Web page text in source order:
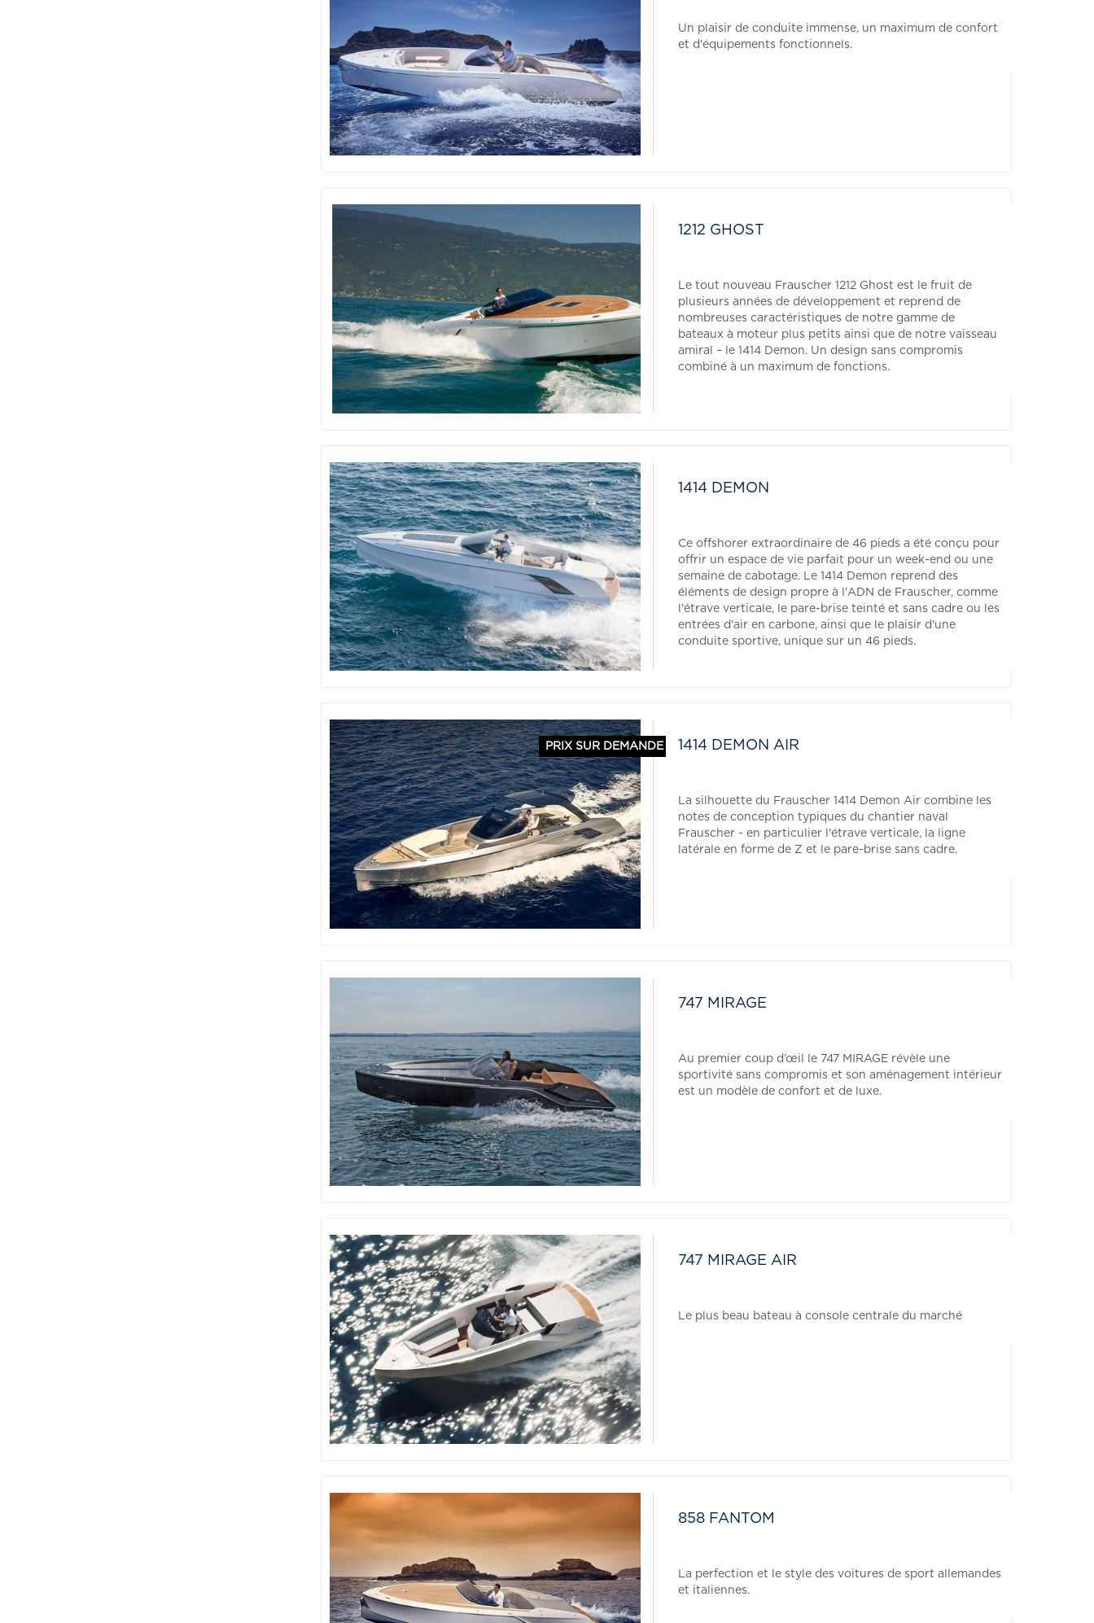
Un plaisir de conduite immense, un maximum de confort
et d'équipements fonctionnels.
1212 GHOST
Le tout nouveau Frauscher 1212 Ghost est le fruit de
plusieurs années de développement et reprend de
nombreuses caractéristiques de notre gamme de
bateaux à moteur plus petits ainsi que de notre vaisseau
amiral – le 1414 Demon. Un design sans compromis
combiné à un maximum de fonctions.
1414 DEMON
Ce offshorer extraordinaire de 46 pieds a été conçu pour
offrir un espace de vie parfait pour un week-end ou une
semaine de cabotage. Le 1414 Demon reprend des
éléments de design propre à l'ADN de Frauscher, comme
l'étrave verticale, le pare-brise teinté et sans cadre ou les
entrées d'air en carbone, ainsi que le plaisir d'une
conduite sportive, unique sur un 46 pieds.
PRIX SUR DEMANDE 1414 DEMON AIR
La silhouette du Frauscher 1414 Demon Air combine les
notes de conception typiques du chantier naval
Frauscher - en particulier l'étrave verticale, la ligne
latérale en forme de Z et le pare-brise sans cadre.
747 MIRAGE
Au premier coup d’œil le 747 MIRAGE révèle une
sportivité sans compromis et son aménagement intérieur
est un modèle de confort et de luxe.
747 MIRAGE AIR
Le plus beau bateau à console centrale du marché
858 FANTOM
La perfection et le style des voitures de sport allemandes
et italiennes.